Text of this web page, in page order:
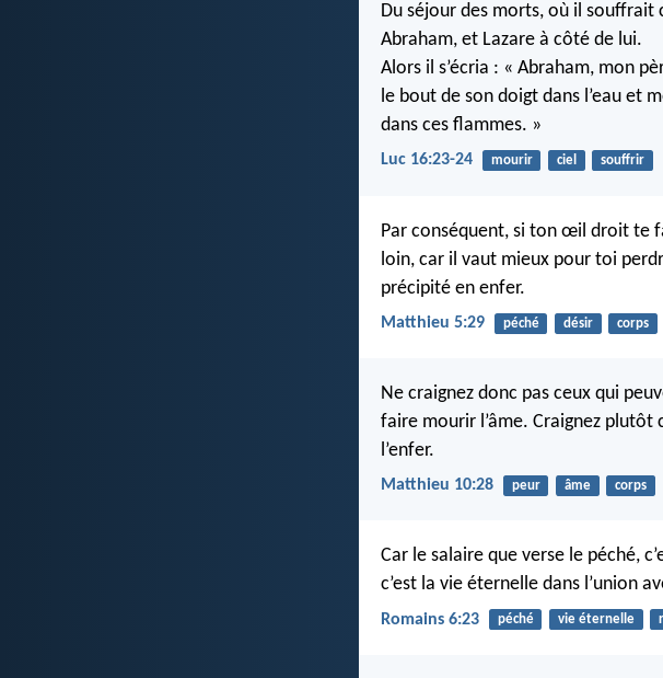
Du séjour des morts, où il
Abraham, et Lazare à côté de lui.
Alors il s’écria : « Abraham, mon
le bout de son doigt dans l’eau et
dans ces flammes. »
Luc 16:23-24 mourir ciel souffrir
Par conséquent, si ton œil droit te
loin, car il vaut mieux pour toi
précipité en enfer.
Matthieu 5:29 péché désir corps
Ne craignez donc pas ceux qui
faire mourir l’âme. Craignez
l’enfer.
Matthieu 10:28 peur âme corps
Car le salaire que verse le péché,
c’est la vie éternelle dans l’union
Romains 6:23 péché vie éternelle